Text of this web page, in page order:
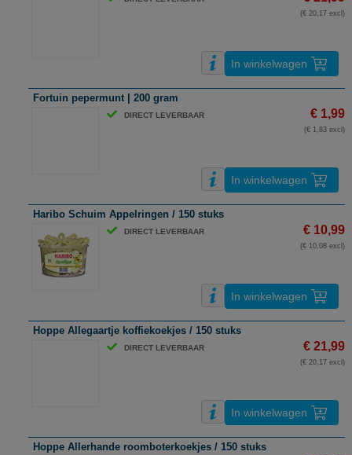
(€ 20,17 excl)
In winkelwagen
Fortuin pepermunt | 200 gram
DIRECT LEVERBAAR € 1,99
(€ 1,83 excl)
In winkelwagen
Haribo Schuim Appelringen / 150 stuks
DIRECT LEVERBAAR € 10,99
(€ 10,08 excl)
In winkelwagen
Hoppe Allegaartje koffiekoekjes / 150 stuks
DIRECT LEVERBAAR € 21,99
(€ 20,17 excl)
In winkelwagen
Hoppe Allerhande roomboterkoekjes / 150 stuks